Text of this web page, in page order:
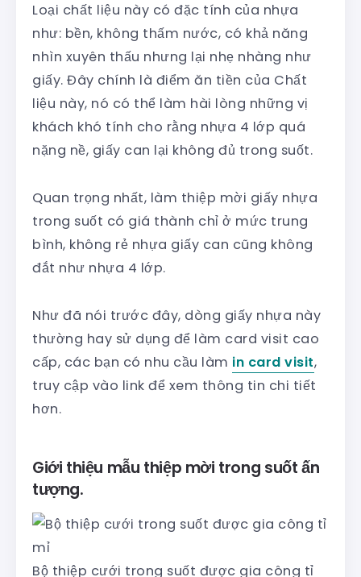
Loại chất liệu này có đặc tính của nhựa
như: bền, không thấm nước, có khả năng
nhìn xuyên thấu nhưng lại nhẹ nhàng như
giấy. Đây chính là điểm ăn tiền của Chất
liệu này, nó có thể làm hài lòng những vị
khách khó tính cho rằng nhựa 4 lớp quá
nặng nề, giấy can lại không đủ trong suốt.
Quan trọng nhất, làm thiệp mời giấy nhựa
trong suốt có giá thành chỉ ở mức trung
bình, không rẻ nhựa giấy can cũng không
đắt như nhựa 4 lớp.
Như đã nói trước đây, dòng giấy nhựa này
thường hay sử dụng để làm card visit cao
cấp, các bạn có nhu cầu làm in card visit,
truy cập vào link để xem thông tin chi tiết
hơn.
Giới thiệu mẫu thiệp mời trong suốt ấn
tượng.
Bộ thiệp cưới trong suốt được gia công tỉ